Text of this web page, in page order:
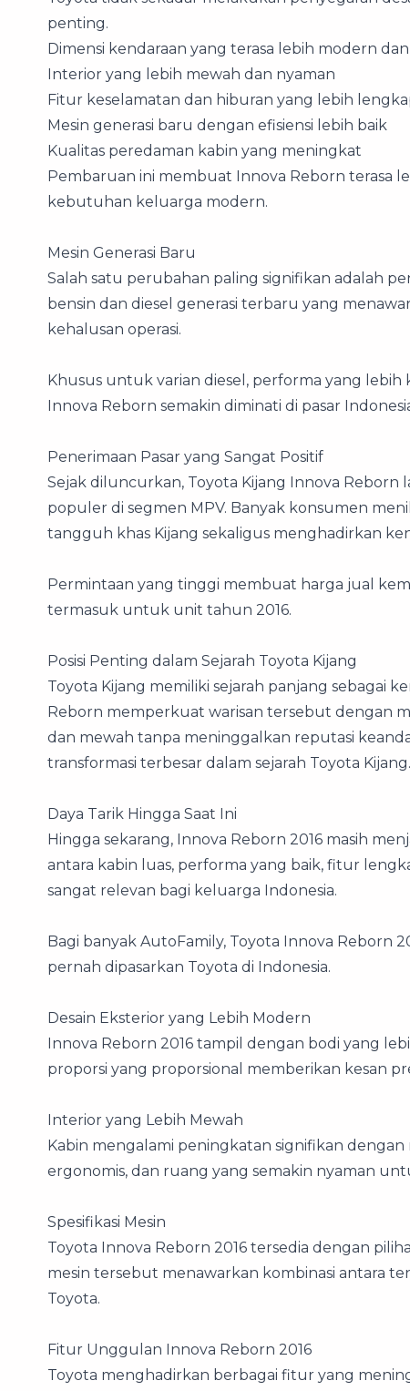
penting.
Dimensi kendaraan yang terasa lebih modern
Interior yang lebih mewah dan nyaman
Fitur keselamatan dan hiburan yang lebih
Mesin generasi baru dengan efisiensi lebih baik
Kualitas peredaman kabin yang meningkat
Pembaruan ini membuat Innova Reborn terasa
kebutuhan keluarga modern.
Mesin Generasi Baru
Salah satu perubahan paling signifikan adalah
bensin dan diesel generasi terbaru yang
kehalusan operasi.
Khusus untuk varian diesel, performa yang
Innova Reborn semakin diminati di pasar
Penerimaan Pasar yang Sangat Positif
Sejak diluncurkan, Toyota Kijang Innova Reborn
populer di segmen MPV. Banyak konsumen
tangguh khas Kijang sekaligus menghadirkan
Permintaan yang tinggi membuat harga jual
termasuk untuk unit tahun 2016.
Posisi Penting dalam Sejarah Toyota Kijang
Toyota Kijang memiliki sejarah panjang sebagai
Reborn memperkuat warisan tersebut dengan
dan mewah tanpa meninggalkan reputasi
transformasi terbesar dalam sejarah Toyota Kijang.
Daya Tarik Hingga Saat Ini
Hingga sekarang, Innova Reborn 2016 masih
antara kabin luas, performa yang baik, fitur
sangat relevan bagi keluarga Indonesia.
Bagi banyak AutoFamily, Toyota Innova Reborn
pernah dipasarkan Toyota di Indonesia.
Desain Eksterior yang Lebih Modern
Innova Reborn 2016 tampil dengan bodi yang
proporsi yang proporsional memberikan kesan
Interior yang Lebih Mewah
Kabin mengalami peningkatan signifikan
ergonomis, dan ruang yang semakin nyaman
Spesifikasi Mesin
Toyota Innova Reborn 2016 tersedia dengan
mesin tersebut menawarkan kombinasi antara
Toyota.
Fitur Unggulan Innova Reborn 2016
Toyota menghadirkan berbagai fitur yang